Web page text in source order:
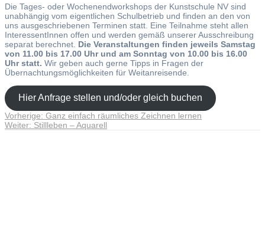
Die Tages- oder Wochenendworkshops der Kunstschule NV sind
unabhängig vom eigentlichen Schulbetrieb und finden an den von
uns ausgeschriebenen Terminen statt. Eine Teilnahme steht allen
InteressentInnen offen und werden gemäß unserer Ausschreibung
separat berechnet. Die Veranstaltungen finden jeweils Samstag
von 11.00 bis 17.00 Uhr und am Sonntag von 10.00 bis 16.00
Uhr statt. Wir geben auch gerne Tipps in Fragen der
Übernachtungsmöglichkeiten für Weitanreisende.
Hier Anfrage stellen und/oder gleich buchen
Beitragsnavigation
Vorherige: Vorheriger
Beitrag:
Ganz einfach räumliches Zeichnen lernen
Weiter: Nächster
Stillleben – Aquarell